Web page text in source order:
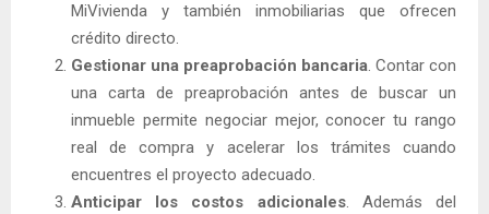
MiVivienda y también inmobiliarias que ofrecen
crédito directo.
Gestionar una preaprobación bancaria. Contar con
una carta de preaprobación antes de buscar un
inmueble permite negociar mejor, conocer tu rango
real de compra y acelerar los trámites cuando
encuentres el proyecto adecuado.
Anticipar los costos adicionales. Además del